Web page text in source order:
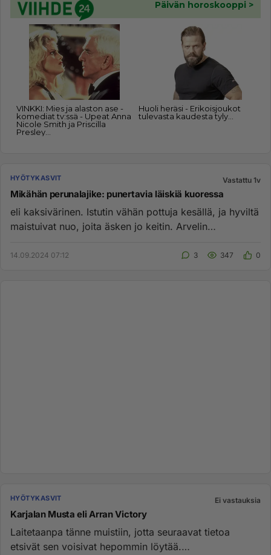
HYÖTYKASVIT Vastattu 1v
Mikähän perunalajike: punertavia läiskiä kuoressa
eli kaksivärinen. Istutin vähän pottuja kesällä, ja hyviltä
maistuivat nuo, joita äsken jo keitin. Arvelin
14.09.2024 07:12 3 347 0
HYÖTYKASVIT Ei vastauksia
Karjalan Musta eli Arran Victory
Laitetaanpa tänne muistiin, jotta seuraavat tietoa
etsivät sen voisivat hepommin löytää.